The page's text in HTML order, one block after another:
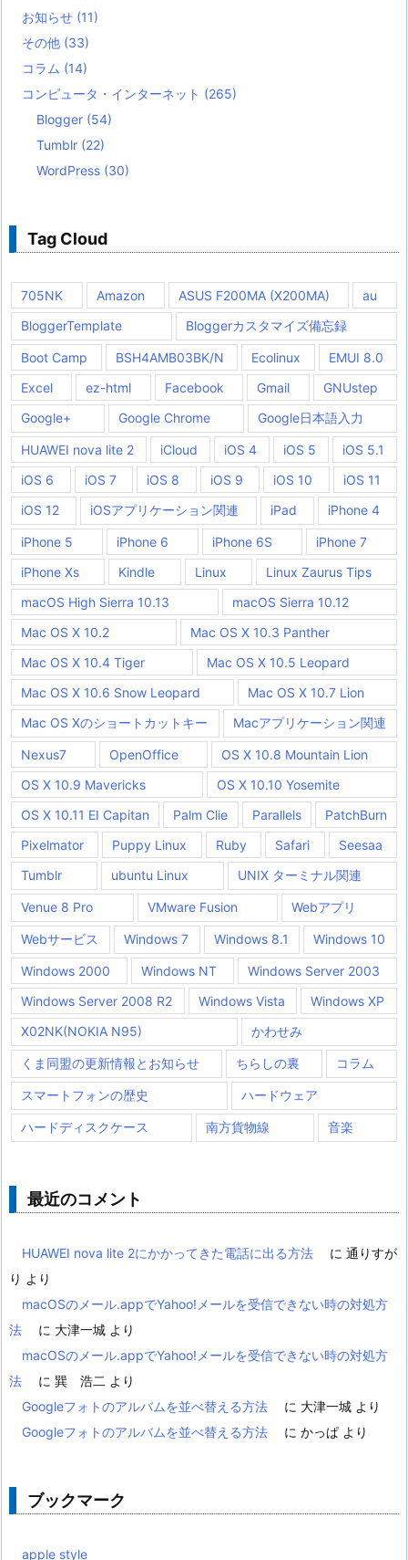
お知らせ (11)
その他 (33)
コラム (14)
コンピュータ・インターネット (265)
Blogger (54)
Tumblr (22)
WordPress (30)
Tag Cloud
705NK Amazon ASUS F200MA (X200MA)
au
BloggerTemplate
Bloggerカスタマイズ備忘録
Boot Camp BSH4AMB03BK/N Ecolinux
EMUI 8.0
Excel
ez-html Facebook Gmail
GNUstep
Google+
Google Chrome Google日本語入力
HUAWEI nova lite 2 iCloud iOS 4 iOS 5
iOS 5.1
iOS 6
iOS 7 iOS 8 iOS 9 iOS 10
iOS 11
iOS 12
iOSアプリケーション関連 iPad iPhone 4
iPhone 5 iPhone 6 iPhone 6S
iPhone 7
iPhone Xs
Kindle Linux
Linux Zaurus Tips
macOS High Sierra 10.13
macOS Sierra 10.12
Mac OS X 10.2
Mac OS X 10.3 Panther
Mac OS X 10.4 Tiger
Mac OS X 10.5 Leopard
Mac OS X 10.6 Snow Leopard
Mac OS X 10.7 Lion
Mac OS Xのショートカットキー
Macアプリケーション関連
Nexus7 OpenOffice
OS X 10.8 Mountain Lion
OS X 10.9 Mavericks
OS X 10.10 Yosemite
OS X 10.11 EI Capitan
Palm Clie Parallels
PatchBurn
Pixelmator
Puppy Linux Ruby Safari
Seesaa
Tumblr
ubuntu Linux UNIX ターミナル関連
Venue 8 Pro VMware Fusion Webアプリ
Webサービス Windows 7 Windows 8.1 Windows 10
Windows 2000 Windows NT
Windows Server 2003
Windows Server 2008 R2
Windows Vista
Windows XP
X02NK(NOKIA N95)
かわせみ
くま同盟の更新情報とお知らせ ちらしの裏 コラム
スマートフォンの歴史 ハードウェア
ハードディスクケース 南方貨物線 音楽
最近のコメント
HUAWEI nova lite 2にかかってきた電話に出る方法 に 通りすが
り より
macOSのメール.appでYahoo!メールを受信できない時の対処方
法
に 大津一城 より
macOSのメール.appでYahoo!メールを受信できない時の対処方
法
に 巽 浩二 より
Googleフォトのアルバムを並べ替える方法
に 大津一城 より
Googleフォトのアルバムを並べ替える方法
に かっぱ より
ブックマーク
apple style